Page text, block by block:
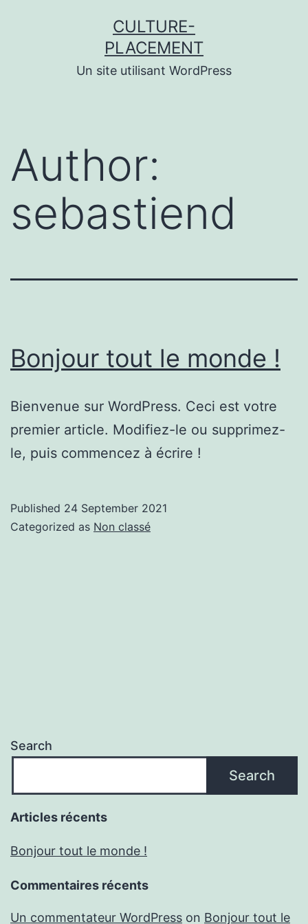
CULTURE-
PLACEMENT
Un site utilisant WordPress
Author:
sebastiend
Bonjour tout le monde !
Bienvenue sur WordPress. Ceci est votre
premier article. Modifiez-le ou supprimez-
le, puis commencez à écrire !
Published 24 September 2021
Categorized as Non classé
Search
Search
Articles récents
Bonjour tout le monde !
Commentaires récents
Un commentateur WordPress on Bonjour tout le